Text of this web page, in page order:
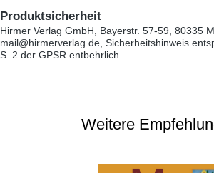
Produktsicherheit
Hirmer Verlag GmbH, Bayerstr. 57-59, 80335
mail@hirmerverlag.de, Sicherheitshinweis
S. 2 der GPSR entbehrlich.
Weitere